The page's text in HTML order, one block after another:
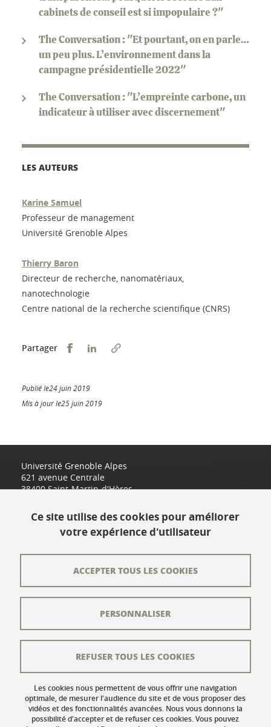
cabinets de conseil est si impopulaire ?"
The Conversation : "Et pourtant, on en parle…
un peu plus. L’environnement dans la
campagne présidentielle 2022"
The Conversation : "L’empreinte carbone, un
indicateur à utiliser avec discernement"
LES AUTEURS
Karine Samuel
Professeur de management
Université Grenoble Alpes
Thierry Baron
Directeur de recherche, nanomatériaux,
nanotechnologie
Centre national de la recherche scientifique (CNRS)
Partager Partager sur Facebook
Partager sur LinkedIn
Publié le24 juin 2019
Mis à jour le25 juin 2019
Université Grenoble Alpes
621 avenue Centrale
38400 Saint-Martin-d'Hères
L'équipe éditoriale
Crédits
Mentions légales
Données personnelles
Gestion des cookies
Ce site utilise des cookies pour améliorer
votre expérience d'utilisateur
Les cookies nous permettent de vous offrir une navigation
optimale, de mesurer l'audience du site et de vous proposer des
vidéos et des fonctionnalités avancées. Nous vous donnons la
possibilité d'accepter et de refuser ces cookies. Vous pouvez
ACCEPTER TOUS LES COOKIES
REFUSER TOUS LES COOKIES
PERSONNALISER